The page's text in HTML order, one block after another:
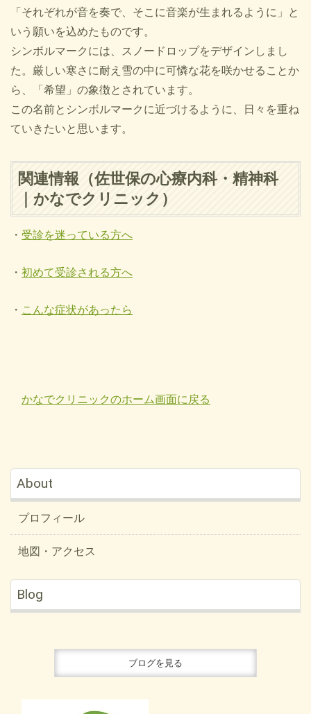
「それぞれが音を奏で、そこに音楽が生まれるように」と
いう願いを込めたものです。
シンボルマークには、スノードロップをデザインしまし
た。厳しい寒さに耐え雪の中に可憐な花を咲かせることか
ら、「希望」の象徴とされています。
この名前とシンボルマークに近づけるように、日々を重ね
ていきたいと思います。
関連情報（佐世保の心療内科・精神科
｜かなでクリニック）
・ 受診を迷っている方へ
・ 初めて受診される方へ
・ こんな症状があったら
かなでクリニックのホーム画面に戻る
About
プロフィール
地図・アクセス
Blog
ブログを見る